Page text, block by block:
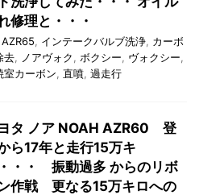
修理と・・・
AZR65 インテークバルブ洗浄 カーボ
去
ノアヴォク ボクシー ヴォクシー
室カーボン 直噴 過走行
ヨタ ノア NOAH AZR60 登
ら17年と走行15万キ
・・ 振動過多 からのリボ
作戦 更なる15万キロへの